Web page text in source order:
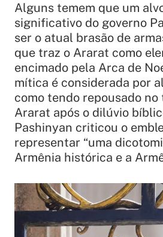
Alguns temem que um
significativo do governo
ser o atual brasão de
que traz o Ararat como
encimado pela Arca de
mítica é considerada por
como tendo repousado
Ararat após o dilúvio
Pashinyan criticou o
representar “uma
Armênia histórica e a